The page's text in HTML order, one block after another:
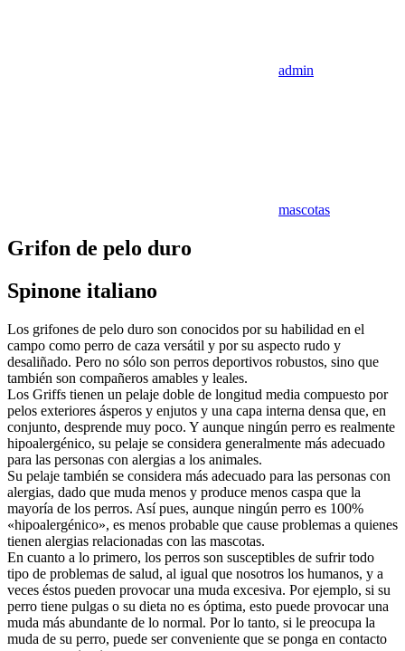
admin
mascotas
Grifon de pelo duro
Spinone italiano
Los grifones de pelo duro son conocidos por su habilidad en el
campo como perro de caza versátil y por su aspecto rudo y
desaliñado. Pero no sólo son perros deportivos robustos, sino que
también son compañeros amables y leales.
Los Griffs tienen un pelaje doble de longitud media compuesto por
pelos exteriores ásperos y enjutos y una capa interna densa que, en
conjunto, desprende muy poco. Y aunque ningún perro es realmente
hipoalergénico, su pelaje se considera generalmente más adecuado
para las personas con alergias a los animales.
Su pelaje también se considera más adecuado para las personas con
alergias, dado que muda menos y produce menos caspa que la
mayoría de los perros. Así pues, aunque ningún perro es 100%
«hipoalergénico», es menos probable que cause problemas a quienes
tienen alergias relacionadas con las mascotas.
En cuanto a lo primero, los perros son susceptibles de sufrir todo
tipo de problemas de salud, al igual que nosotros los humanos, y a
veces éstos pueden provocar una muda excesiva. Por ejemplo, si su
perro tiene pulgas o su dieta no es óptima, esto puede provocar una
muda más abundante de lo normal. Por lo tanto, si le preocupa la
muda de su perro, puede ser conveniente que se ponga en contacto